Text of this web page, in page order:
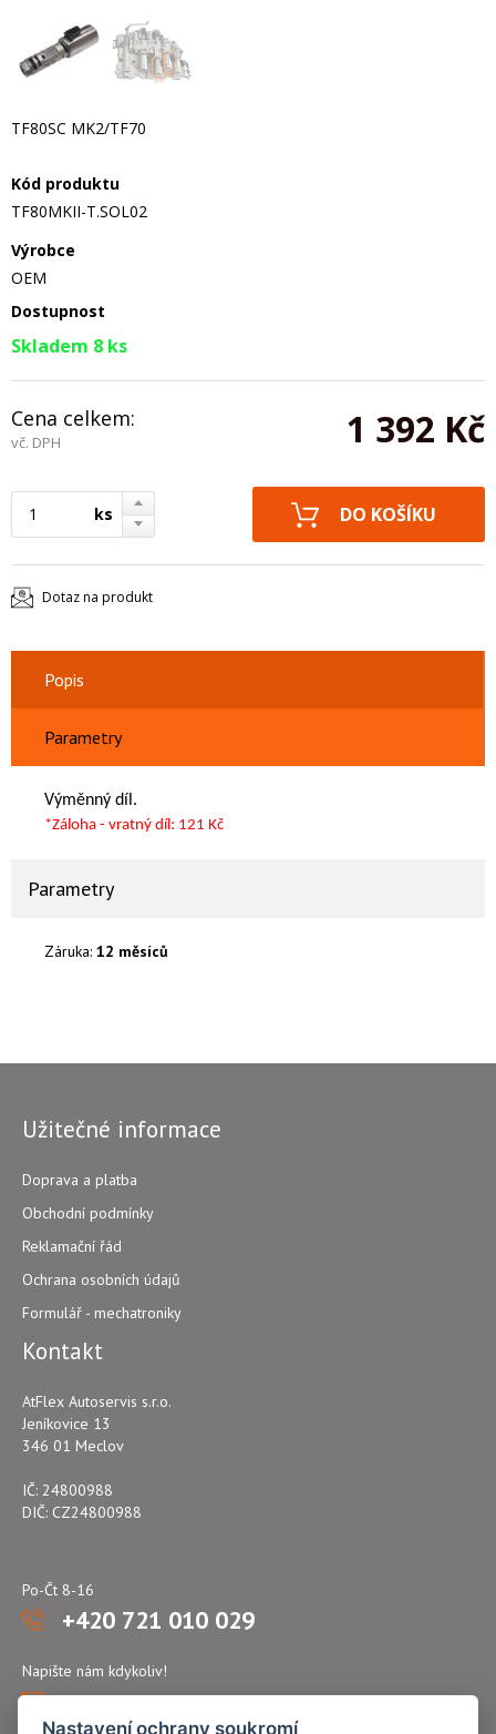
TF80SC MK2/TF70
Kód produktu
TF80MKII-T.SOL02
Výrobce
OEM
Dostupnost
Skladem 8 ks
Cena celkem:
vč. DPH 1 392 Kč
ks
Dotaz na produkt
Popis
Parametry
Výměnný díl.
*Záloha - vratný díl: 121 Kč
Parametry
Záruka: 12 měsíců
Užitečné informace
Doprava a platba
Obchodní podmínky
Reklamační řád
Ochrana osobních údajů
Formulář - mechatroniky
Kontakt
AtFlex Autoservis s.r.o.
Jeníkovice 13
346 01 Meclov
IČ: 24800988
DIČ: CZ24800988
Po-Čt 8-16
+420 721 010 029
Napište nám kdykoliv!
atflex@seznam.cz
Nastavení ochrany soukromí